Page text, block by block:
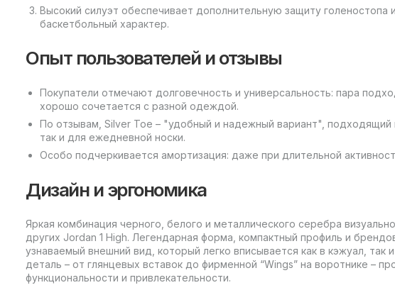
Высокий силуэт обеспечивает дополнительную защиту голеностопа
баскетбольный характер.
Опыт пользователей и отзывы
Покупатели отмечают долговечность и универсальность: пара
хорошо сочетается с разной одеждой.
По отзывам, Silver Toe – "удобный и надежный вариант", подходящий
так и для ежедневной носки.
Особо подчеркивается амортизация: даже при длительной
Дизайн и эргономика
Яркая комбинация черного, белого и металлического серебра
других Jordan 1 High. Легендарная форма, компактный профиль и
узнаваемый внешний вид, который легко вписывается как в кэжуал, так
деталь – от глянцевых вставок до фирменной “Wings” на воротнике –
функциональности и привлекательности.